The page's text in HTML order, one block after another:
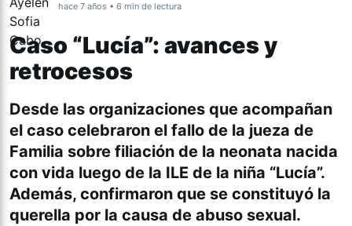
hace 7 años • 6 min de lectura
Caso “Lucía”: avances y
retrocesos
Desde las organizaciones que acompañan
el caso celebraron el fallo de la jueza de
Familia sobre filiación de la neonata nacida
con vida luego de la ILE de la niña “Lucía”.
Además, confirmaron que se constituyó la
querella por la causa de abuso sexual.